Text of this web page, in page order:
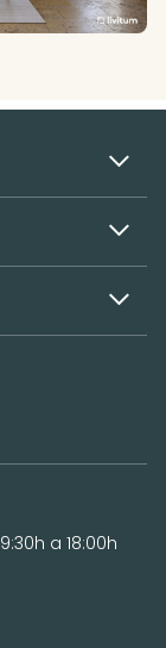
a 18:00h